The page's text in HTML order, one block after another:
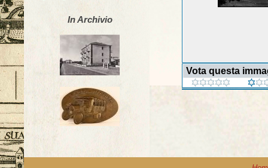
In Archivio
Vota questa